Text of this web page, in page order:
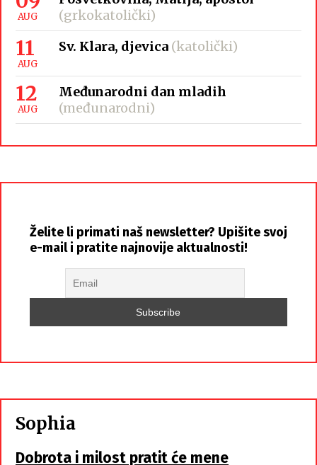
AUG
(grkokatolički)
11
AUG
Sv. Klara, djevica (katolički)
12
AUG
Međunarodni dan mladih
(međunarodni)
Želite li primati naš newsletter? Upišite svoj
e-mail i pratite najnovije aktualnosti!
Sophia
Dobrota i milost pratit će mene